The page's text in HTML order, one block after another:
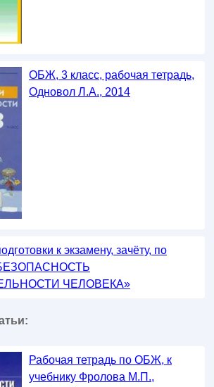
ОБЖ, 3 класс, рабочая тетрадь,
Одновол Л.А., 2014
к экзамену, зачёту, по
ЧЕЛОВЕКА»
Рабочая тетрадь по ОБЖ, к
учебнику Фролова М.П.,